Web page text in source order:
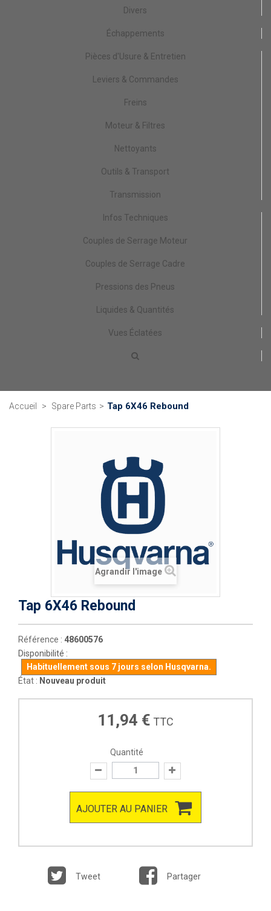
Divers
Échappements
Pièces d'Usure & Entretien
Leviers & Commandes
Freins
Moteur & Filtres
Nettoyants
Outils & Transport
Transmission
Infos Techniques
Couples de Serrage Moteur
Couples de Serrage Cadre
Pressions des Pneus
Liquides & Quantités
Vues Éclatées
Accueil > Spare Parts > Tap 6X46 Rebound
Agrandir l'image
Tap 6X46 Rebound
Référence : 48600576
Disponibilité :
Habituellement sous 7 jours selon Husqvarna.
État : Nouveau produit
11,94 € TTC
Quantité
AJOUTER AU PANIER
Tweet Partager